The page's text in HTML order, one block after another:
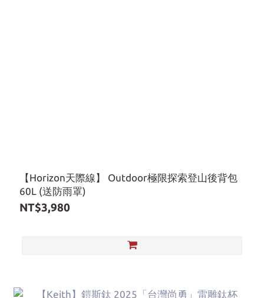
【Horizon天際線】 Outdoor極限探索登山後背包
60L (送防雨罩)
NT$3,980